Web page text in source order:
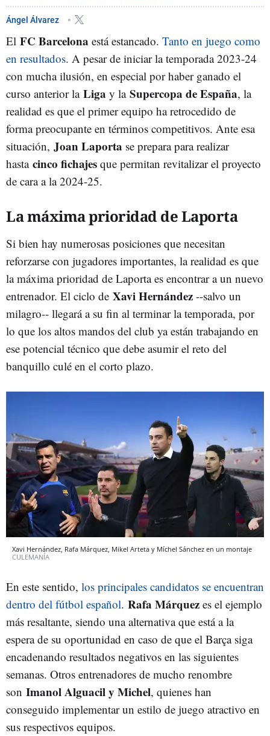
Ángel Álvarez
El FC Barcelona está estancado. Tanto en juego como
en resultados. A pesar de iniciar la temporada 2023-24
con mucha ilusión, en especial por haber ganado el
curso anterior la Liga y la Supercopa de España, la
realidad es que el primer equipo ha retrocedido de
forma preocupante en términos competitivos. Ante esa
situación, Joan Laporta se prepara para realizar
hasta cinco fichajes que permitan revitalizar el proyecto
de cara a la 2024-25.
La máxima prioridad de Laporta
Si bien hay numerosas posiciones que necesitan
reforzarse con jugadores importantes, la realidad es que
la máxima prioridad de Laporta es encontrar a un nuevo
entrenador. El ciclo de Xavi Hernández --salvo un
milagro-- llegará a su fin al terminar la temporada, por
lo que los altos mandos del club ya están trabajando en
ese potencial técnico que debe asumir el reto del
banquillo culé en el corto plazo.
Xavi Hernández, Rafa Márquez, Mikel Arteta y Míchel Sánchez en un montaje
CULEMANÍA
En este sentido, los principales candidatos se encuentran
dentro del fútbol español. Rafa Márquez es el ejemplo
más resaltante, siendo una alternativa que está a la
espera de su oportunidad en caso de que el Barça siga
encadenando resultados negativos en las siguientes
semanas. Otros entrenadores de mucho renombre
son Imanol Alguacil y Michel, quienes han
conseguido implementar un estilo de juego atractivo en
sus respectivos equipos.